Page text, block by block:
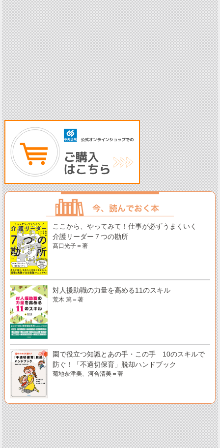
ここから、やってみて！仕事が必ずうまくいく
介護リーダー７つの勘所
髙口光子＝著
対人援助職の力量を高める11のスキル
荒木 篤＝著
園で役立つ知識とあの手・この手 10のスキルで
防ぐ！「不適切保育」脱却ハンドブック
菊地奈津美、河合清美＝著